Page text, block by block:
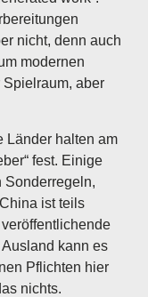
nicht, denn auch
modernen
Spielraum, aber
Länder halten am
fest. Einige
Sonderregeln,
ist teils
kann es
Pflichten hier
nichts.